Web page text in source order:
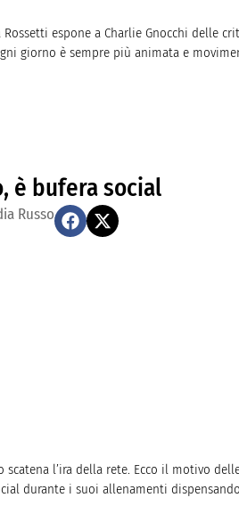
Rossetti espone a Charlie Gnocchi delle
giorno è sempre più animata e
è bufera social
Russo
scatena l’ira della rete. Ecco il motivo
durante i suoi allenamenti